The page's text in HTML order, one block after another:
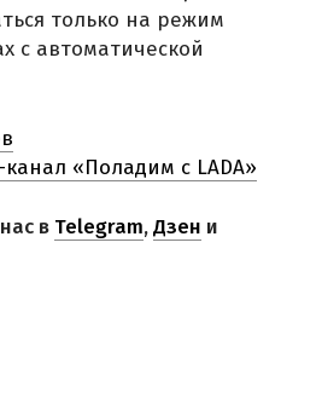
только на режим
с автоматической
«Поладим с LADA»
в Telegram,Дзен и